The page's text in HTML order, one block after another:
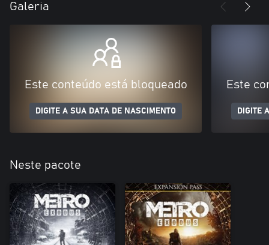
Galeria
Este conteúdo está bloqueado
DIGITE A SUA DATA DE NASCIMENTO
Este
DIGITE
Neste pacote